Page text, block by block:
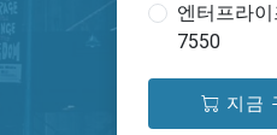
엔터프라
7550
지금